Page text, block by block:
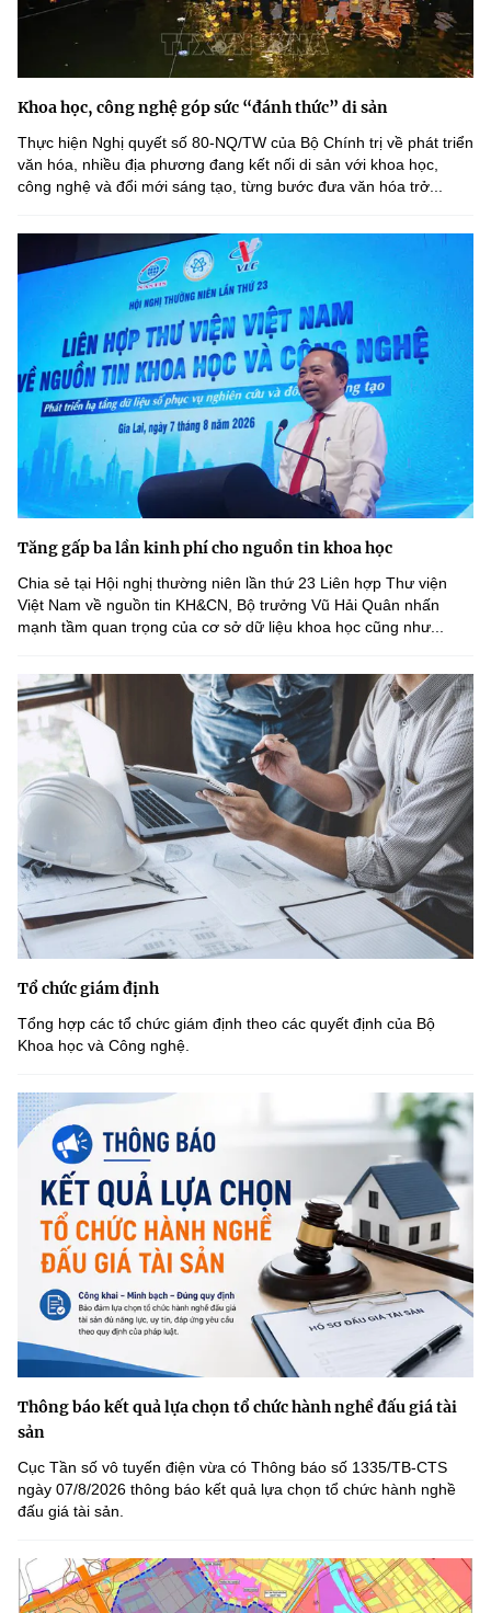
Khoa học, công nghệ góp sức “đánh thức” di sản
Thực hiện Nghị quyết số 80-NQ/TW của Bộ Chính trị về phát triển
văn hóa, nhiều địa phương đang kết nối di sản với khoa học,
công nghệ và đổi mới sáng tạo, từng bước đưa văn hóa trở...
Tăng gấp ba lần kinh phí cho nguồn tin khoa học
Chia sẻ tại Hội nghị thường niên lần thứ 23 Liên hợp Thư viện
Việt Nam về nguồn tin KH&CN, Bộ trưởng Vũ Hải Quân nhấn
mạnh tầm quan trọng của cơ sở dữ liệu khoa học cũng như...
Tổ chức giám định
Tổng hợp các tổ chức giám định theo các quyết định của Bộ
Khoa học và Công nghệ.
Thông báo kết quả lựa chọn tổ chức hành nghề đấu giá tài
sản
Cục Tần số vô tuyến điện vừa có Thông báo số 1335/TB-CTS
ngày 07/8/2026 thông báo kết quả lựa chọn tổ chức hành nghề
đấu giá tài sản.